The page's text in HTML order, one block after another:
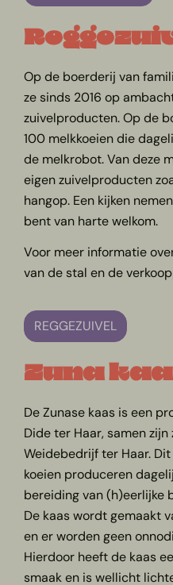
Op de boerderij van
ze sinds 2016 op
zuivelproducten. Op de
100 melkkoeien die
de melkrobot. Van deze
eigen zuivelproducten
hangop. Een kijken
bent van harte welkom.
Voor meer informatie
van de stal en de
REGGEZUIVEL
Zuna
De Zunase kaas is een
Dide ter Haar, samen
Weidebedrijf ter Haar.
koeien produceren
bereiding van (h)eerlijke
De kaas wordt gemaakt
en er worden geen
Hierdoor heeft de kaas
smaak en is wellicht